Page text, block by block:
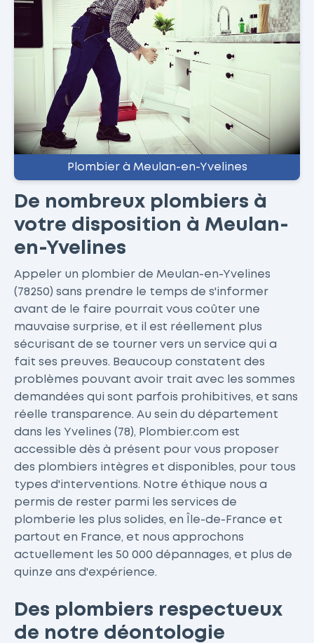
Plombier à Meulan-en-Yvelines
De nombreux plombiers à
votre disposition à Meulan-
en-Yvelines
Appeler un plombier de Meulan-en-Yvelines
(78250) sans prendre le temps de s'informer
avant de le faire pourrait vous coûter une
mauvaise surprise, et il est réellement plus
sécurisant de se tourner vers un service qui a
fait ses preuves. Beaucoup constatent des
problèmes pouvant avoir trait avec les sommes
demandées qui sont parfois prohibitives, et sans
réelle transparence. Au sein du département
dans les Yvelines (78), Plombier.com est
accessible dès à présent pour vous proposer
des plombiers intègres et disponibles, pour tous
types d'interventions. Notre éthique nous a
permis de rester parmi les services de
plomberie les plus solides, en Île-de-France et
partout en France, et nous approchons
actuellement les 50 000 dépannages, et plus de
quinze ans d'expérience.
Des plombiers respectueux
de notre déontologie